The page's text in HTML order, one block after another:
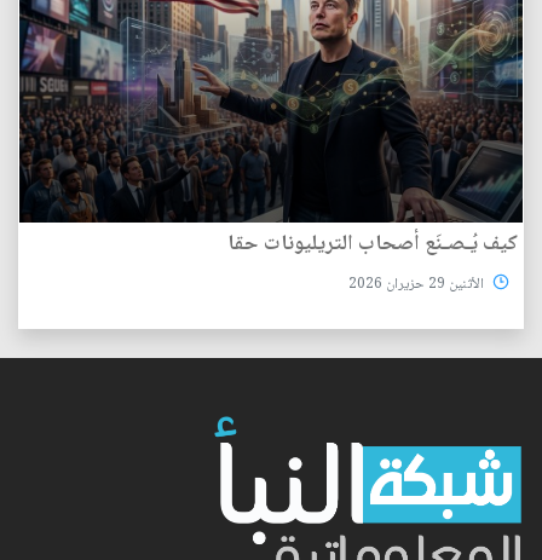
كيف يُـصـنَع أصحاب التريليونات حقا
الأثنين 29 حزيران 2026